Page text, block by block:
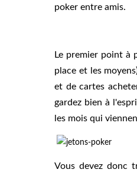
poker entre amis.
Le premier point à
place et les
et de cartes
gardez bien à
les mois qui
Vous devez donc